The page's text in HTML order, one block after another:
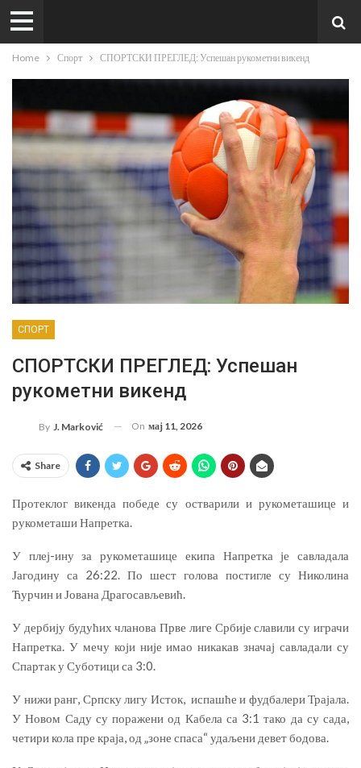
Home Спорт СПОРТСКИ ПРЕГЛЕД: Успешан рукометни викенд
СПОРТ
СПОРТСКИ ПРЕГЛЕД: Успешан
рукометни викенд
By J. Marković On мај 11, 2026
Share
Протеклог викенда победе су остварили и рукометашице и
рукометаши Напретка.
У плеј-ину за рукометашице екипа Напретка је савладала
Јагодину са 26:22. По шест голова постигле су Николина
Ћурчин и Јована Драгосављевић.
У дербију будућих чланова Прве лиге Србије славили су играчи
Напретка. У мечу који није имао никакав значај савладали су
Спартак у Суботици са 3:0.
У нижи ранг, Српску лигу Исток, испашће и фудбалери Трајала.
У Новом Саду су поражени од Кабела са 3:1 тако да су сада,
четири кола пре краја, од „зоне спаса“ удаљени девет бодова.